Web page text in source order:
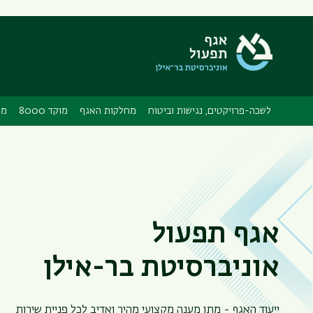
לשכה-פרויקטים, נגישות וביטוח מחלקות האגף מוקד 8000
אגף תפעול
אוניברסיטת בר-אילן
ייעוד האגף - מתן מענה מקצועי מהיר ואדיב לכל פניית שירות